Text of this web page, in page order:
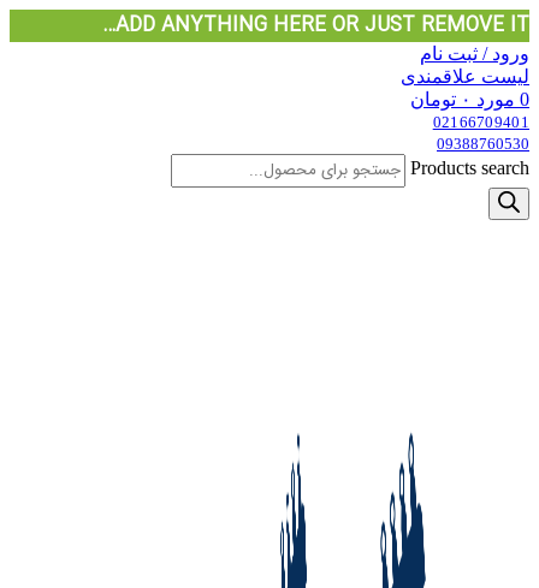
ADD ANYTHING HERE OR JUST REMOVE IT…
ورود / ثبت نام
لیست علاقمندی
0 مورد ۰ تومان
02166709401
09388760530
Products search